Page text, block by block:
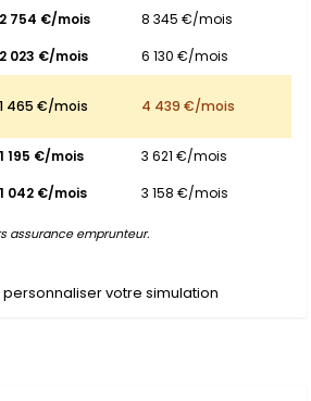
2 754 €/mois
8 345 €/mois
2 023 €/mois
6 130 €/mois
1 465 €/mois 4 439 €/mois
1 195 €/mois
3 621 €/mois
1 042 €/mois 3 158 €/mois
assurance emprunteur.
votre simulation